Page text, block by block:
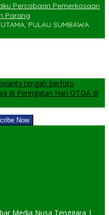
Percobaan Pemerkosaan
Parang
PULAU SUMBAWA
tengah berfoto
di Peringatan Hari OTDA di
Media Nusa Tenggara |